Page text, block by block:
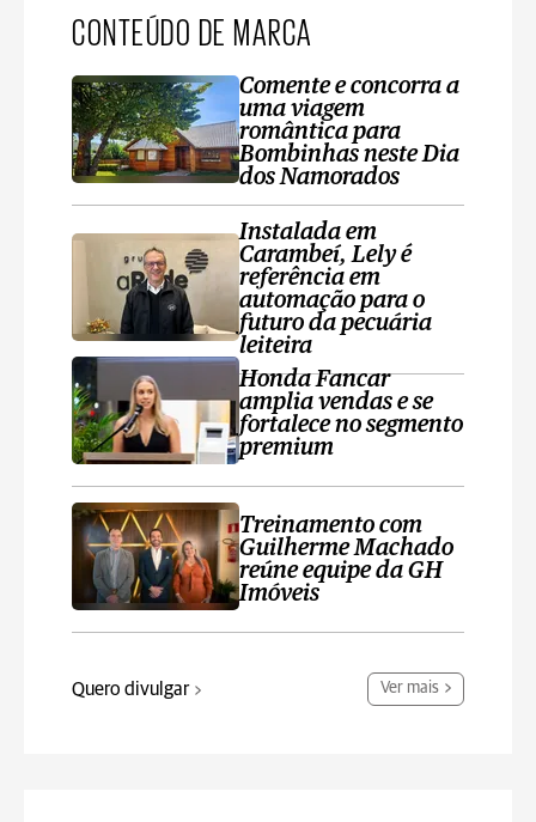
CONTEÚDO DE MARCA
Comente e concorra a
uma viagem
romântica para
Bombinhas neste Dia
dos Namorados
Instalada em
Carambeí, Lely é
referência em
automação para o
futuro da pecuária
leiteira
Honda Fancar
amplia vendas e se
fortalece no segmento
premium
Treinamento com
Guilherme Machado
reúne equipe da GH
Imóveis
Quero divulgar Ver mais